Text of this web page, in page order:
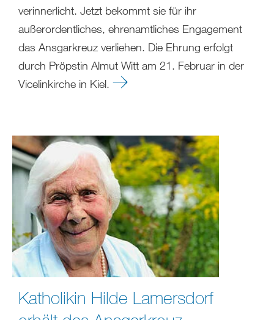
verinnerlicht. Jetzt bekommt sie für ihr
außerordentliches, ehrenamtliches Engagement
das Ansgarkreuz verliehen. Die Ehrung erfolgt
durch Pröpstin Almut Witt am 21. Februar in der
Vicelinkirche in Kiel.
Katholikin Hilde Lamersdorf